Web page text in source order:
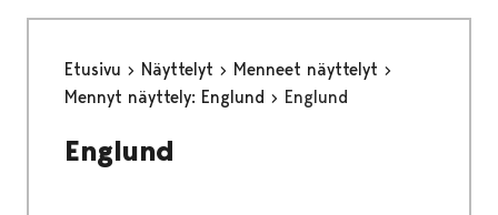
Etusivu Näyttelyt
Menneet näyttelyt
Mennyt näyttely: Englund
Englund
Englund